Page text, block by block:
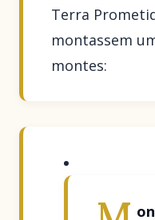
Terra
montassem
montes: